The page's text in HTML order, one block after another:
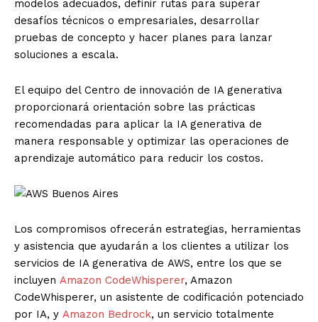
modelos adecuados, definir rutas para superar
desafíos técnicos o empresariales, desarrollar
pruebas de concepto y hacer planes para lanzar
soluciones a escala.
El equipo del Centro de innovación de IA generativa
proporcionará orientación sobre las prácticas
recomendadas para aplicar la IA generativa de
manera responsable y optimizar las operaciones de
aprendizaje automático para reducir los costos.
Los compromisos ofrecerán estrategias, herramientas
y asistencia que ayudarán a los clientes a utilizar los
servicios de IA generativa de AWS, entre los que se
incluyen Amazon CodeWhisperer, Amazon
CodeWhisperer, un asistente de codificación potenciado
por IA, y Amazon Bedrock, un servicio totalmente